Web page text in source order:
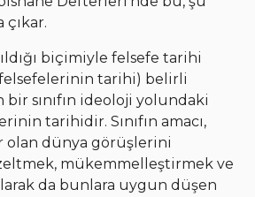
çıkar.
biçimiyle felsefe tarihi
tarihi) belirli
sınıfın ideoloji yolundaki
tarihidir. Sınıfın amacı,
olan dünya görüşlerini
mükemmelleştirmek ve
da bunlara uygun düşen